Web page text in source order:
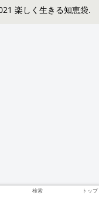
楽しく生きる知恵袋.
検索 トップ